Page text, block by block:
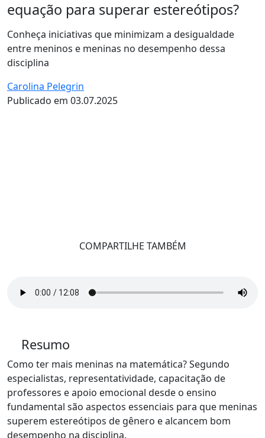
equação para superar estereótipos?
Conheça iniciativas que minimizam a desigualdade
entre meninos e meninas no desempenho dessa
disciplina
Carolina Pelegrin
Publicado em 03.07.2025
COMPARTILHE TAMBÉM
Resumo
Como ter mais meninas na matemática? Segundo
especialistas, representatividade, capacitação de
professores e apoio emocional desde o ensino
fundamental são aspectos essenciais para que meninas
superem estereótipos de gênero e alcancem bom
desempenho na disciplina.